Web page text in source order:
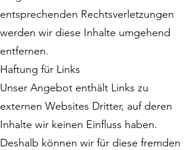
entsprechenden Rechtsverletzungen
werden wir diese Inhalte umgehend
entfernen.
Haftung für Links
Unser Angebot enthält Links zu
externen Websites Dritter, auf deren
Inhalte wir keinen Einfluss haben.
Deshalb können wir für diese fremden